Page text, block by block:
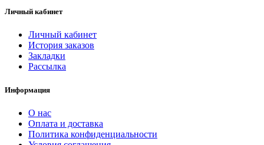
Личный кабинет
Личный кабинет
История заказов
Закладки
Рассылка
Информация
О нас
Оплата и доставка
Политика конфиденциальности